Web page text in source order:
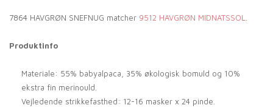
7864 HAVGRØN SNEFNUG matcher 9512 HAVGRØN MIDNATSSOL
Produktinfo
Materiale: 55% babyalpaca, 35% økologisk bomuld og 10%
ekstra fin merinould.
Vejledende strikkefasthed: 12-16 masker x 24 pinde.